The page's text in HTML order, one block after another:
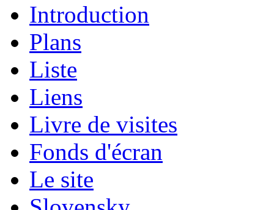
Introduction
Plans
Liste
Liens
Livre de visites
Fonds d'écran
Le site